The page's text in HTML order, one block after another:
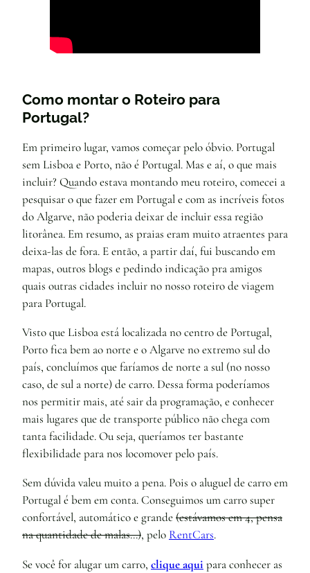
Como montar o Roteiro para
Portugal?
Em primeiro lugar, vamos começar pelo óbvio. Portugal
sem Lisboa e Porto, não é Portugal. Mas e aí, o que mais
incluir? Quando estava montando meu roteiro, comecei a
pesquisar o que fazer em Portugal e com as incríveis fotos
do Algarve, não poderia deixar de incluir essa região
litorânea. Em resumo, as praias eram muito atraentes para
deixa-las de fora. E então, a partir daí, fui buscando em
mapas, outros blogs e pedindo indicação pra amigos
quais outras cidades incluir no nosso roteiro de viagem
para Portugal.
Visto que Lisboa está localizada no centro de Portugal,
Porto fica bem ao norte e o Algarve no extremo sul do
país, concluímos que faríamos de norte a sul (no nosso
caso, de sul a norte) de carro. Dessa forma poderíamos
nos permitir mais, até sair da programação, e conhecer
mais lugares que de transporte público não chega com
tanta facilidade. Ou seja, queríamos ter bastante
flexibilidade para nos locomover pelo país.
Sem dúvida valeu muito a pena. Pois o aluguel de carro em
Portugal é bem em conta. Conseguimos um carro super
confortável, automático e grande(estávamos em 4, pensa
na quantidade de malas…), pelo RentCars.
Se você for alugar um carro, clique aqui para conhecer as